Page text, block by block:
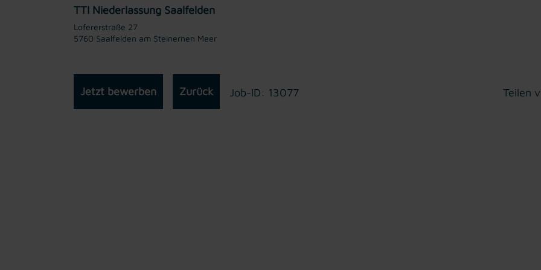
TTI Niederlassung Saalfelden
Lofererstraße 27
5760 Saalfelden am Steinernen Meer
Jetzt bewerben Teilen
Zurück Job-ID: 13077